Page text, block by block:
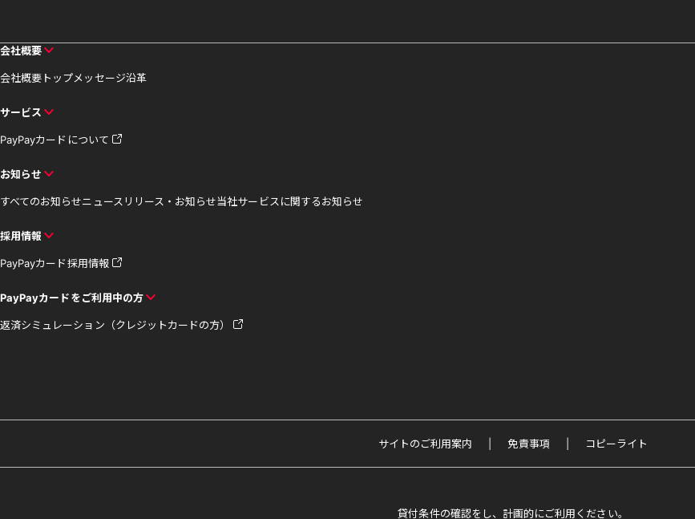
会社概要
会社概要 トップメッセージ沿革
サービス
PayPayカードについて
お知らせ
すべてのお知らせニュースリリース・お知らせ当社サービスに関するお知らせ
採用情報
PayPayカード採用情報
PayPayカードをご利用中の方
返済シミュレーション（クレジットカードの方）
サイトのご利用案内 免責事項 コピーライト
貸付条件の確認をし、計画的にご利用ください。